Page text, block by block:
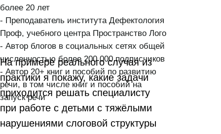
На примере реального случая из
практики я покажу, какие задачи
приходится решать специалисту
при работе с детьми с тяжёлыми
нарушениями слоговой структуры
более 20 лет
- Преподаватель института Дефектология
Проф, учебного центра Пространство Лого
- Автор блогов в социальных сетях общей
численностью более 200 000 подписчиков
- Автор 20+ книг и пособий по развитию
речи, в том числе книг и пособий на
запуск речи